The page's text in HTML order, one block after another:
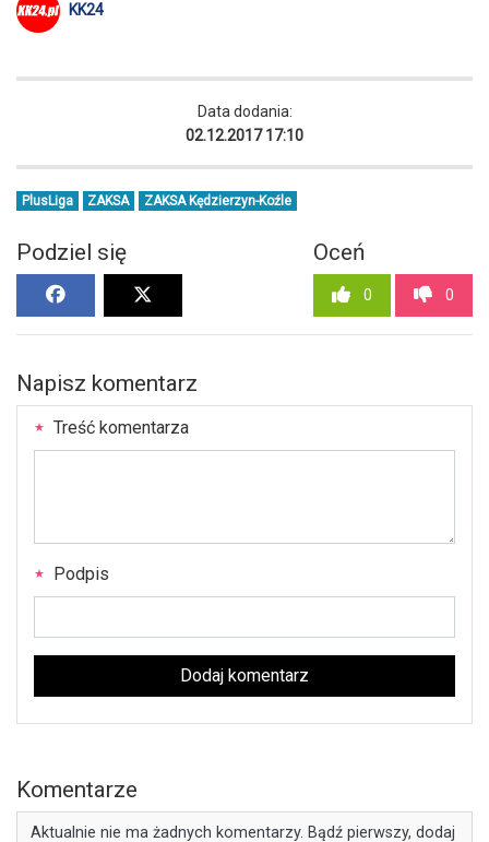
KK24
Data dodania:
02.12.2017 17:10
PlusLiga ZAKSA ZAKSA Kędzierzyn-Koźle
Podziel się Oceń
0 0
Napisz komentarz
Treść komentarza
Podpis
Dodaj komentarz
Komentarze
Aktualnie nie ma żadnych komentarzy. Bądź pierwszy, dodaj